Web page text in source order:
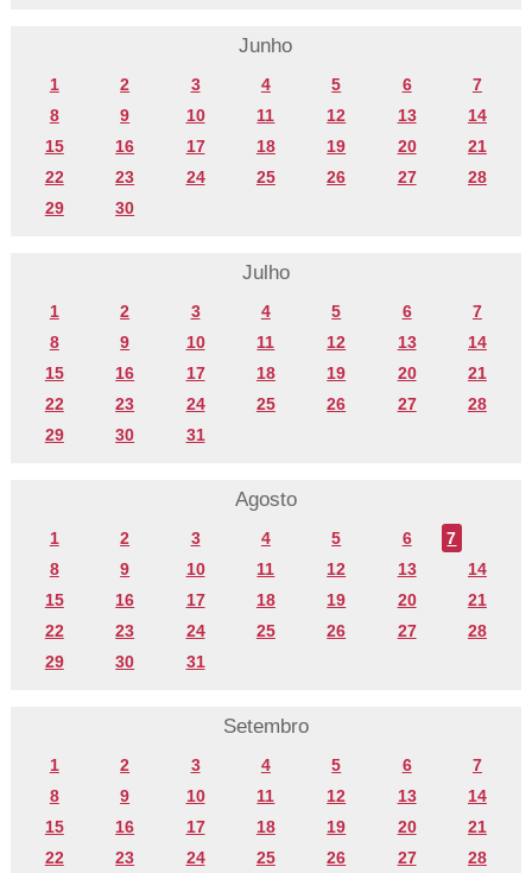
Junho
1 2 3 4 5 6
7
8
9 10 11 12 13
14
15
16 17 18 19 20
21
22
23 24 25 26 27
28
29
30
Julho
1 2 3 4 5 6
7
8
9 10 11 12 13
14
15
16 17 18 19 20
21
22
23 24 25 26 27
28
29
30 31
Agosto
1 2 3 4 5 6
7
8
9 10 11 12 13
14
15
16 17 18 19 20
21
22
23 24 25 26 27
28
29
30 31
Setembro
1 2 3 4 5 6
7
8
9 10 11 12 13
14
15
16 17 18 19 20
21
22
23 24 25 26 27 28